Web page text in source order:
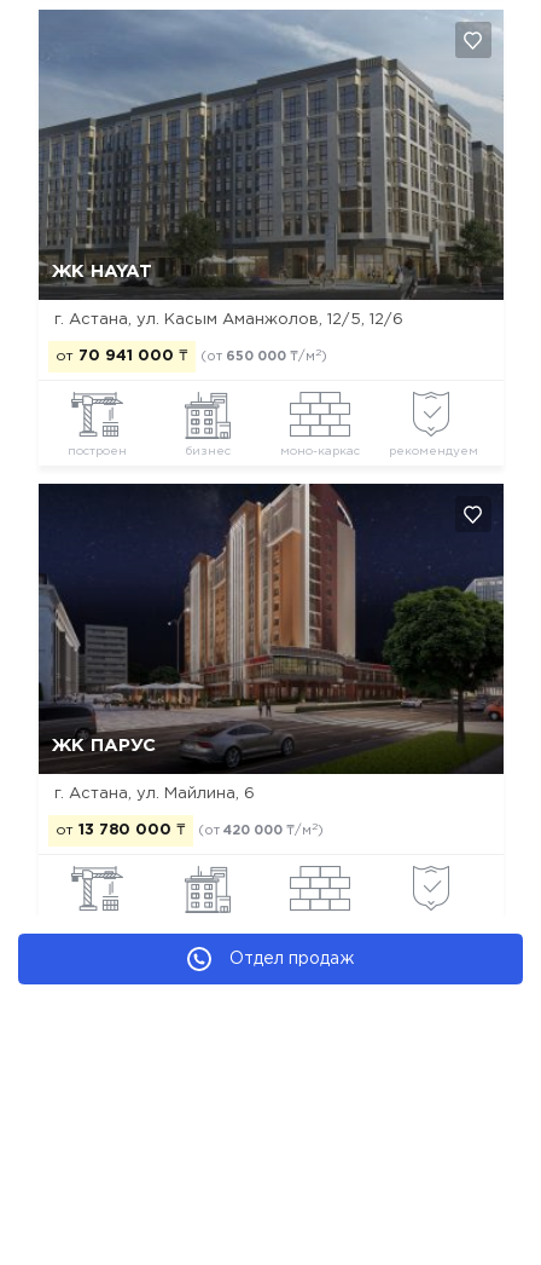
Отдел продаж
ЖК HAYAT
г. Астана, ​ул. Касым Аманжолов, 12/5, 12/6
от 70 941 000 ₸ (от 650 000 ₸/м 2)
построен бизнес моно-каркас рекомендуем
ЖК ПАРУС
г. Астана, ул. Майлина, 6
от 13 780 000 ₸ (от 420 000 ₸/м 2)
Да, удалить Отмена
Новостройки Астаны